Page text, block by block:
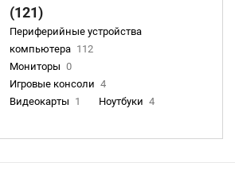
(121)
Периферийные устройства
компьютера 112
Мониторы 0
Игровые консоли 4
Видеокарты 1 Ноутбуки 4